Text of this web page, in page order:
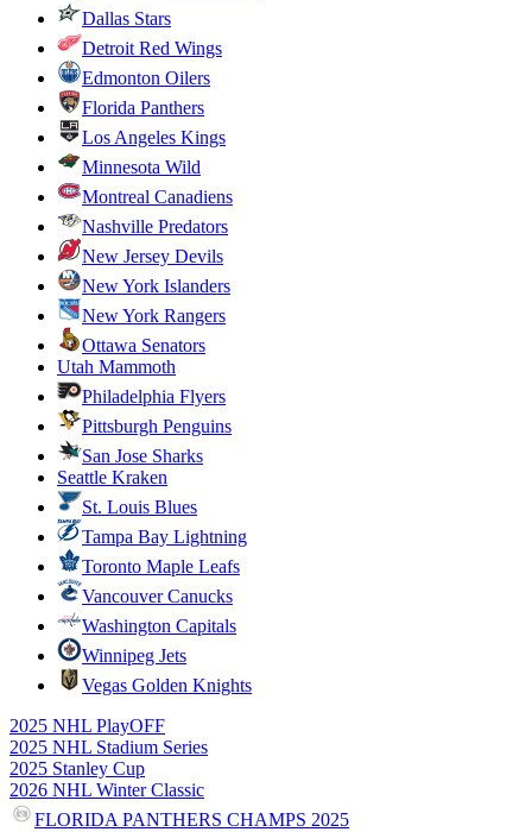
Dallas Stars
Detroit Red Wings
Edmonton Oilers
Florida Panthers
Los Angeles Kings
Minnesota Wild
Montreal Canadiens
Nashville Predators
New Jersey Devils
New York Islanders
New York Rangers
Ottawa Senators
Utah Mammoth
Philadelphia Flyers
Pittsburgh Penguins
San Jose Sharks
Seattle Kraken
St. Louis Blues
Tampa Bay Lightning
Toronto Maple Leafs
Vancouver Canucks
Washington Capitals
Winnipeg Jets
Vegas Golden Knights
2025 NHL PlayOFF
2025 NHL Stadium Series
2025 Stanley Cup
2026 NHL Winter Classic
FLORIDA PANTHERS CHAMPS 2025